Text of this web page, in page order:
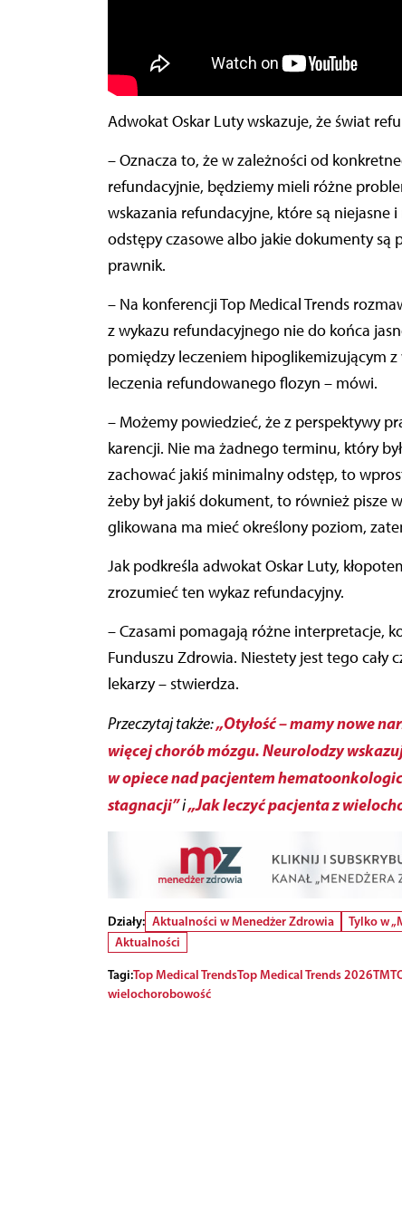
Adwokat Oskar Luty wskazuje, że świat
– Oznacza to, że w zależności od
refundacyjnie, będziemy mieli różne
wskazania refundacyjne, które są niejasne
odstępy czasowe albo jakie dokumenty są
prawnik.
– Na konferencji Top Medical Trends
z wykazu refundacyjnego nie do końca
pomiędzy leczeniem hipoglikemizującym
leczenia refundowanego flozyn – mówi.
– Możemy powiedzieć, że z perspektywy
karencji. Nie ma żadnego terminu, który
zachować jakiś minimalny odstęp, to
żeby był jakiś dokument, to również pisze
glikowana ma mieć określony poziom,
Jak podkreśla adwokat Oskar Luty,
zrozumieć ten wykaz refundacyjny.
– Czasami pomagają różne interpretacje,
Funduszu Zdrowia. Niestety jest tego cały
lekarzy – stwierdza.
Przeczytaj także:„Otyłość – mamy nowe
więcej chorób mózgu. Neurolodzy
w opiece nad pacjentem
stagnacji”i„Jak leczyć pacjenta z
Działy: Aktualności w Menedżer Zdrowia Tylko w
Aktualności
Tagi:Top Medical TrendsTop Medical Trends 2026TMT
wielochorobowość